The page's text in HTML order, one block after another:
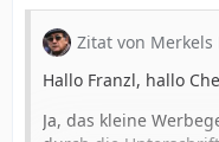
Zitat von Merkels
Hallo Franzl, hallo
Ja, das kleine